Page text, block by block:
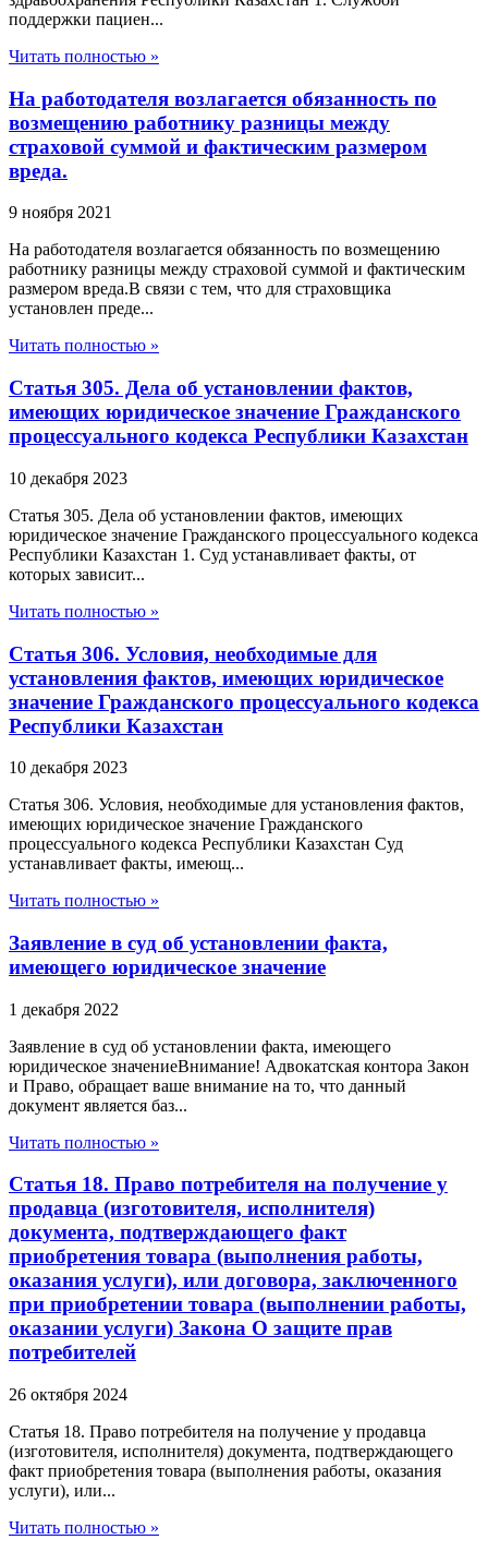
поддержки пациен...
Читать полностью »
На работодателя возлагается обязанность по
возмещению работнику разницы между
страховой суммой и фактическим размером
вреда.
9 ноября 2021
На работодателя возлагается обязанность по возмещению
работнику разницы между страховой суммой и фактическим
размером вреда.В связи с тем, что для страховщика
установлен преде...
Читать полностью »
Статья 305. Дела об установлении фактов,
имеющих юридическое значение Гражданского
процессуального кодекса Республики Казахстан
10 декабря 2023
Статья 305. Дела об установлении фактов, имеющих
юридическое значение Гражданского процессуального кодекса
Республики Казахстан 1. Суд устанавливает факты, от
которых зависит...
Читать полностью »
Статья 306. Условия, необходимые для
установления фактов, имеющих юридическое
значение Гражданского процессуального кодекса
Республики Казахстан
10 декабря 2023
Статья 306. Условия, необходимые для установления фактов,
имеющих юридическое значение Гражданского
процессуального кодекса Республики Казахстан Суд
устанавливает факты, имеющ...
Читать полностью »
Заявление в суд об установлении факта,
имеющего юридическое значение
1 декабря 2022
Заявление в суд об установлении факта, имеющего
юридическое значениеВнимание! Адвокатская контора Закон
и Право, обращает ваше внимание на то, что данный
документ является баз...
Читать полностью »
Статья 18. Право потребителя на получение у
продавца (изготовителя, исполнителя)
документа, подтверждающего факт
приобретения товара (выполнения работы,
оказания услуги), или договора, заключенного
при приобретении товара (выполнении работы,
оказании услуги) Закона О защите прав
потребителей
26 октября 2024
Статья 18. Право потребителя на получение у продавца
(изготовителя, исполнителя) документа, подтверждающего
факт приобретения товара (выполнения работы, оказания
услуги), или...
Читать полностью »